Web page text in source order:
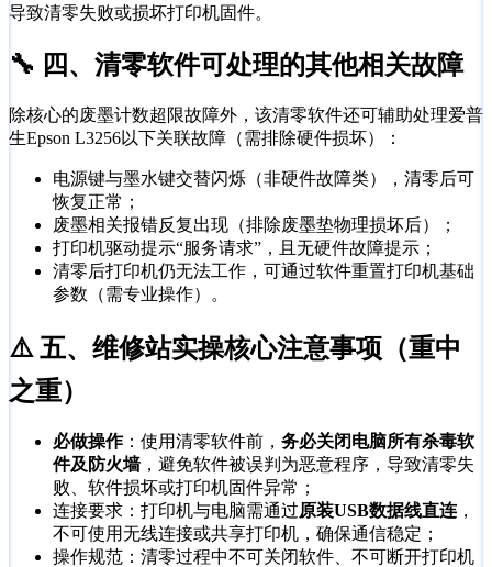
导致清零失败或损坏打印机固件。
🔧 四、清零软件可处理的其他相关故障
除核心的废墨计数超限故障外，该清零软件还可辅助处理爱普
生Epson L3256以下关联故障（需排除硬件损坏）：
电源键与墨水键交替闪烁（非硬件故障类），清零后可
恢复正常；
废墨相关报错反复出现（排除废墨垫物理损坏后）；
打印机驱动提示“服务请求”，且无硬件故障提示；
清零后打印机仍无法工作，可通过软件重置打印机基础
参数（需专业操作）。
⚠️ 五、维修站实操核心注意事项（重中
之重）
必做操作：使用清零软件前， 务必关闭电脑所有杀毒软
件及防火墙，避免软件被误判为恶意程序，导致清零失
败、软件损坏或打印机固件异常；
连接要求：打印机与电脑需通过原装USB数据线直连 ，
不可使用无线连接或共享打印机，确保通信稳定；
操作规范：清零过程中不可关闭软件、不可断开打印机